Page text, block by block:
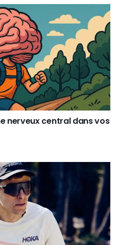
nerveux central dans vos